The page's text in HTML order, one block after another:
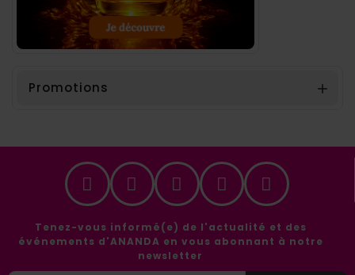
Promotions 
Tenez-vous informé(e) de l'actualité et des
événements d'ANANDA en vous abonnant à notre
newsletter